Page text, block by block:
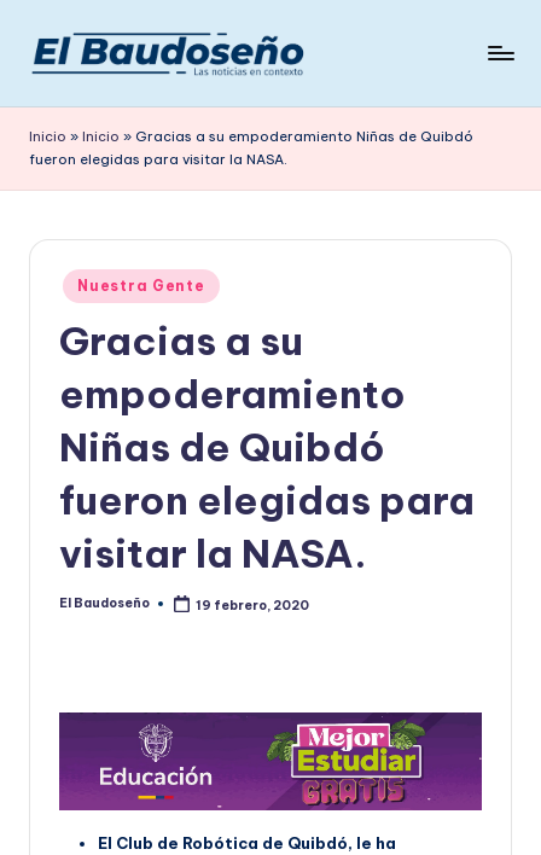
Saltar
contenido
e
ri
d
en
Inicio » Inicio » Gracias a su empoderamiento Niñas de Quibdó
fueron elegidas para visitar la NASA.
Publicado
en
Nuestra Gente
Gracias a su
empoderamiento
Niñas de Quibdó
fueron elegidas para
visitar la NASA.
Publicado
El Baudoseño 19 febrero, 2020
El Club de Robótica de Quibdó, le ha